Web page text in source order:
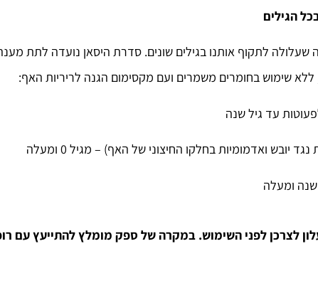
הגילים
שעלולה לתקוף אותנו בגילים שונים. סדרת היסאן נועדה לתת
ללא שימוש בחומרים משמרים ועם מקסימום הגנה לריריות האף:
עד גיל שנה
יובש ואדמומיות בחלקו החיצוני של האף) – מגיל 0 ומעלה
שנה ומעלה
לצרכן לפני השימוש. במקרה של ספק מומלץ להתייעץ עם